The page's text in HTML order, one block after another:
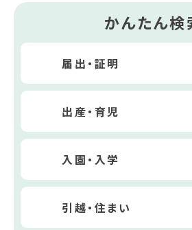
かんたん検
届出・証明
出産・育児
入園・入学
引越・住まい